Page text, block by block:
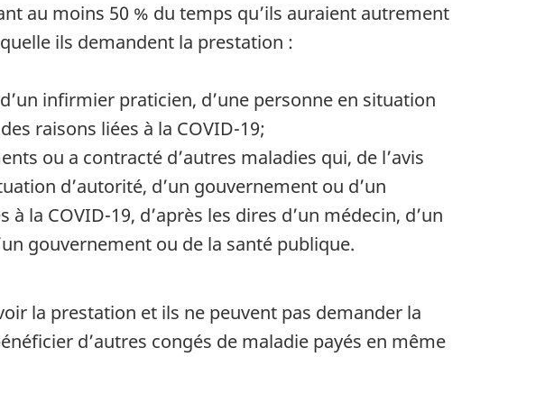
au moins 50 % du temps qu’ils auraient autrement
ils demandent la prestation :
infirmier praticien, d’une personne en situation
raisons liées à la COVID-19;
ou a contracté d’autres maladies qui, de l’avis
d’autorité, d’un gouvernement ou d’un
la COVID-19, d’après les dires d’un médecin, d’un
gouvernement ou de la santé publique.
la prestation et ils ne peuvent pas demander la
d’autres congés de maladie payés en même